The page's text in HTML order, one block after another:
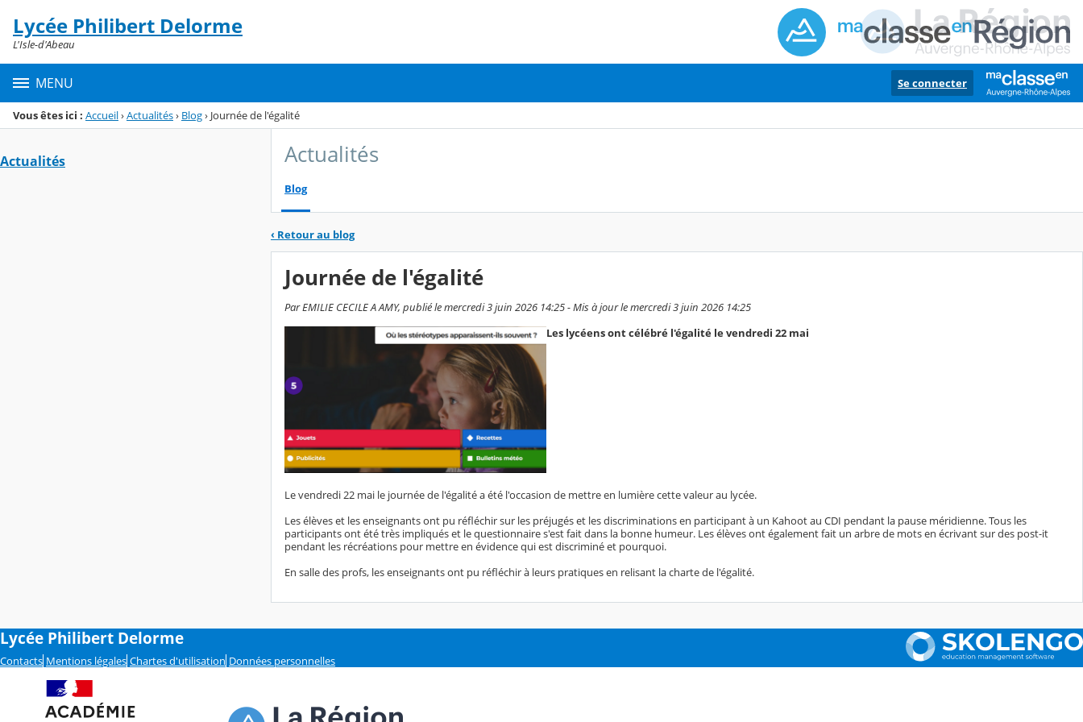
Menu de la rubrique
Contenu
Lycée Philibert Delorme
L'Isle-d'Abeau
MENU Se connecter
Vous êtes ici : Accueil›Actualités› Blog› Journée de l'égalité
Actualités Actualités
Blog
‹ Retour au blog
Journée de l'égalité
Par EMILIE CECILE A AMY, publié le mercredi 3 juin 2026 14:25 - Mis à jour le mercredi 3 juin 2026 14:25
Les lycéens ont célébré l'égalité le vendredi 22 mai
Le vendredi 22 mai le journée de l'égalité a été l'occasion de mettre en lumière cette valeur au lycée.
Les élèves et les enseignants ont pu réfléchir sur les préjugés et les discriminations en participant à un Kahoot au CDI pendant la pause méridienne. Tous les
participants ont été très impliqués et le questionnaire s'est fait dans la bonne humeur. Les élèves ont également fait un arbre de mots en écrivant sur des post-it
pendant les récréations pour mettre en évidence qui est discriminé et pourquoi.
En salle des profs, les enseignants ont pu réfléchir à leurs pratiques en relisant la charte de l'égalité.
Lycée Philibert Delorme
Contacts Mentions légales Chartes d'utilisation Données personnelles